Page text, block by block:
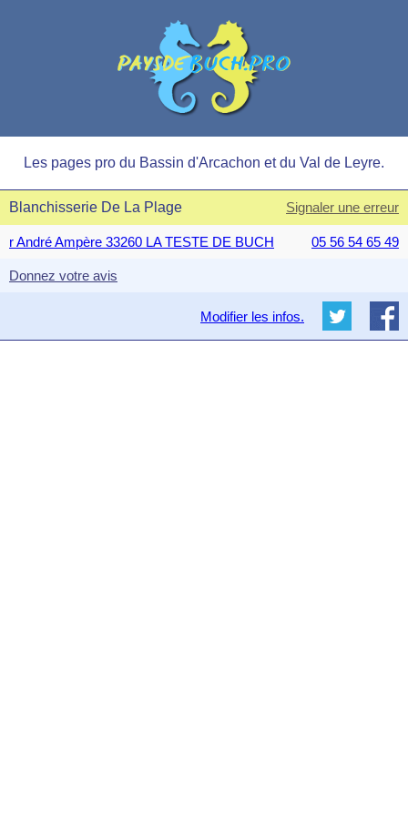
Les pages pro du Bassin d'Arcachon et du Val de Leyre.
Blanchisserie De La Plage Signaler une erreur
r André Ampère 33260 LA TESTE DE BUCH 05 56 54 65 49
Donnez votre avis
Modifier les infos.